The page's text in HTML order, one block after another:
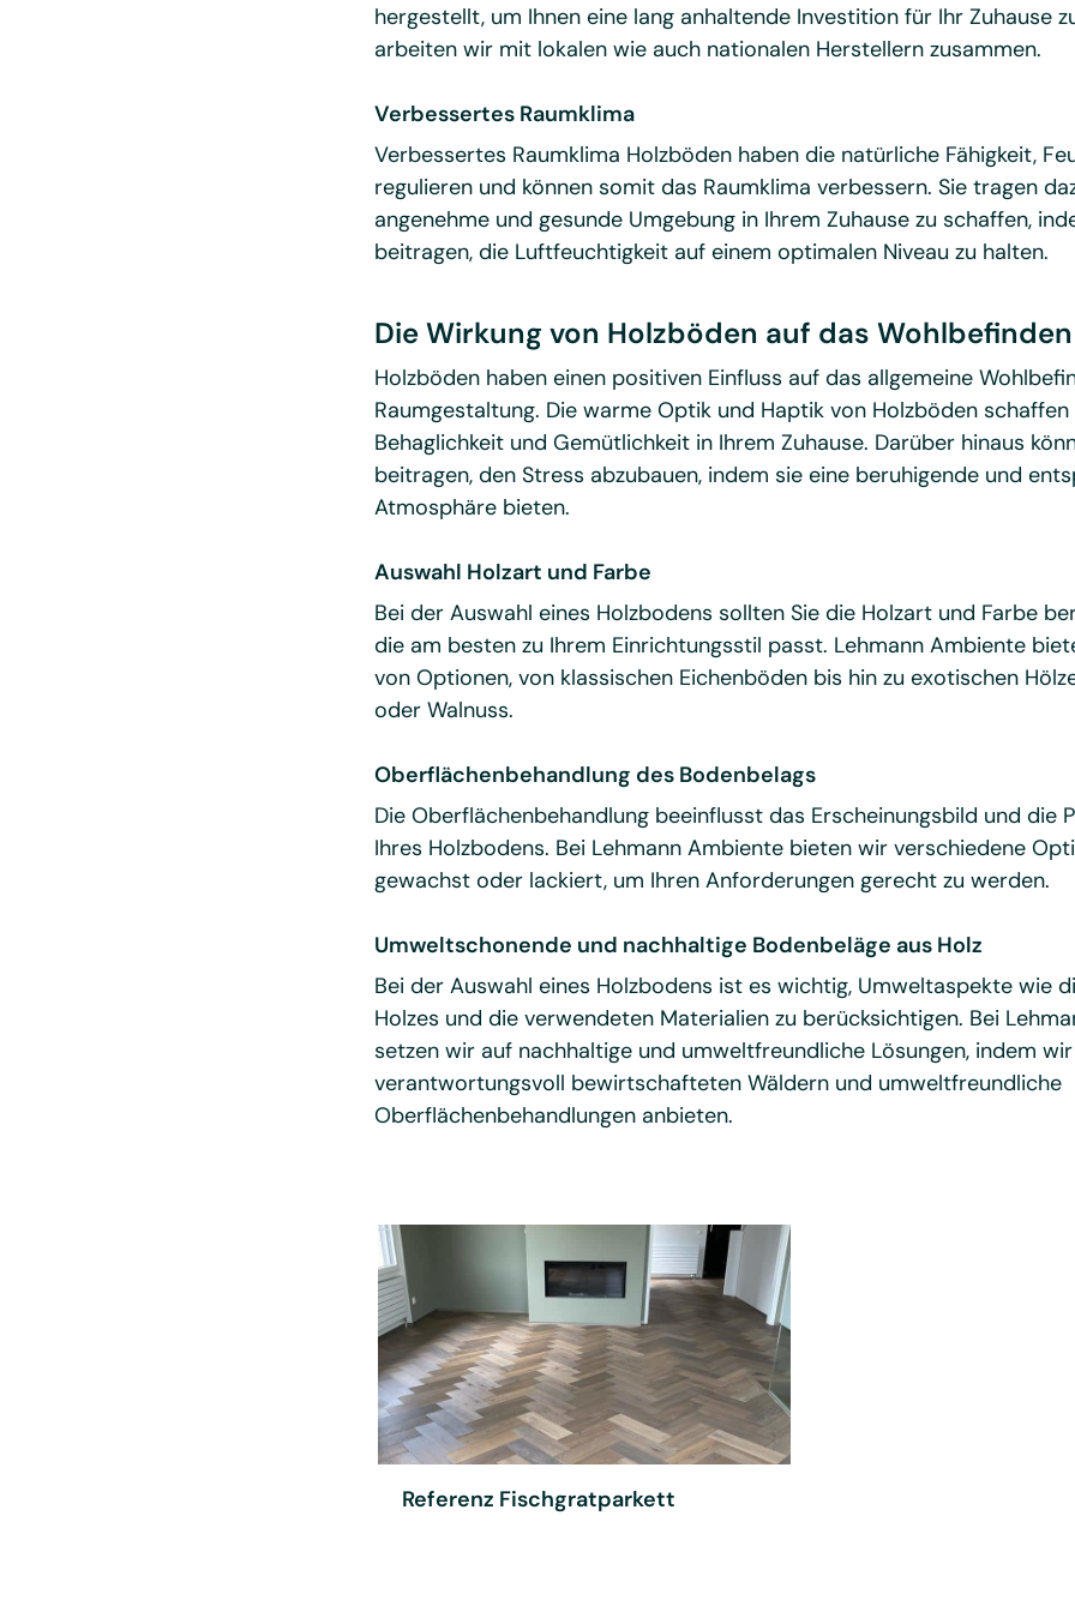
hergestellt, um Ihnen eine lang anhaltende Investition für Ihr Zuhause
arbeiten wir mit lokalen wie auch nationalen Herstellern zusammen.
Verbessertes Raumklima
Verbessertes Raumklima Holzböden haben die natürliche Fähigkeit,
regulieren und können somit das Raumklima verbessern. Sie tragen
angenehme und gesunde Umgebung in Ihrem Zuhause zu schaffen,
beitragen, die Luftfeuchtigkeit auf einem optimalen Niveau zu halten.
Die Wirkung von Holzböden auf das Wohlbefinden
Holzböden haben einen positiven Einfluss auf das allgemeine
Raumgestaltung. Die warme Optik und Haptik von Holzböden
Behaglichkeit und Gemütlichkeit in Ihrem Zuhause. Darüber hinaus
beitragen, den Stress abzubauen, indem sie eine beruhigende und
Atmosphäre bieten.
Auswahl Holzart und Farbe
Bei der Auswahl eines Holzbodens sollten Sie die Holzart und Farbe
die am besten zu Ihrem Einrichtungsstil passt. Lehmann Ambiente
von Optionen, von klassischen Eichenböden bis hin zu exotischen
oder Walnuss.
Oberflächenbehandlung des Bodenbelags
Die Oberflächenbehandlung beeinflusst das Erscheinungsbild und die
Ihres Holzbodens. Bei Lehmann Ambiente bieten wir verschiedene
gewachst oder lackiert, um Ihren Anforderungen gerecht zu werden.
Umweltschonende und nachhaltige Bodenbeläge aus Holz
Bei der Auswahl eines Holzbodens ist es wichtig, Umweltaspekte wie
Holzes und die verwendeten Materialien zu berücksichtigen. Bei
setzen wir auf nachhaltige und umweltfreundliche Lösungen, indem
verantwortungsvoll bewirtschafteten Wäldern und umweltfreundliche
Oberflächenbehandlungen anbieten.
Referenz Fischgratparkett